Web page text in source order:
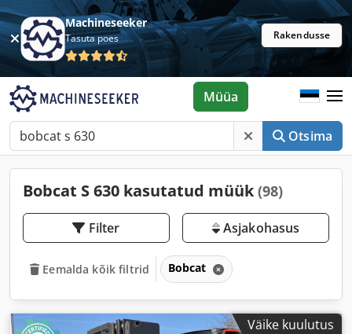
Machineseeker
Tasuta poes Rakendusse
Otsima
Müüa
Bobcat S 630 kasutatud müük (98)
Filter Asjakohasus
Eemalda kõik filtrid Bobcat
Väike kuulutus